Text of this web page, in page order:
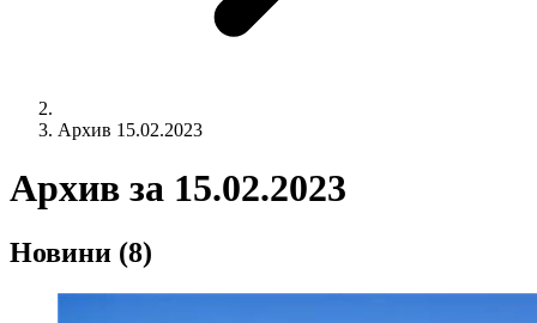
Архив 15.02.2023
Архив за 15.02.2023
Новини (8)